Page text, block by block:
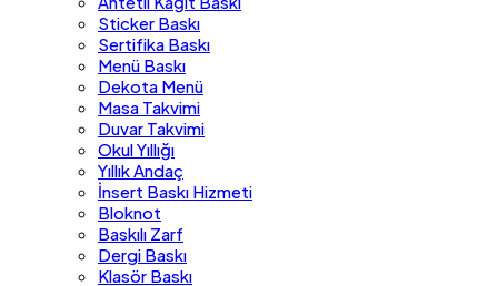
Sticker Baskı
Sertifika Baskı
Menü Baskı
Dekota Menü
Masa Takvimi
Duvar Takvimi
Okul Yıllığı
Yıllık Andaç
İnsert Baskı Hizmeti
Bloknot
Baskılı Zarf
Dergi Baskı
Klasör Baskı